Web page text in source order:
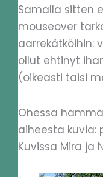
Samalla sitten
mouseover
aarrekätköihin:
ollut ehtinyt
(oikeasti taisi
Ohessa
aiheesta kuvia:
Kuvissa Mira ja